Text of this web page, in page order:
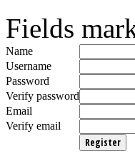
Fields
Name
Username
Password
Verify password
Email
Verify email
Register